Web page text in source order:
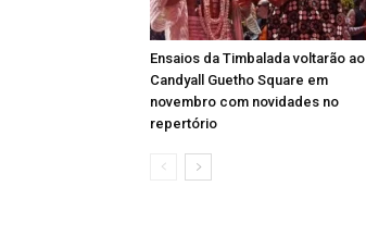
Ensaios da Timbalada voltarão ao
Candyall Guetho Square em
novembro com novidades no
repertório